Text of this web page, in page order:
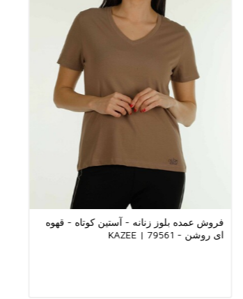
مورد علاقه خود می توانید با ما تماس
مالیات بر ارزش افزوده نمی شود.
صورت باربری ارسال می کنیم.
ما تماس بگیرید.
و سفارش‌هایی که ثبت می‌کنید با بررسی
کار می کند.
پرداخت کنید.
فروش عمده بلوز زنانه - آستین کوتاه - قهوه
ای روشن - 79561 | KAZEE